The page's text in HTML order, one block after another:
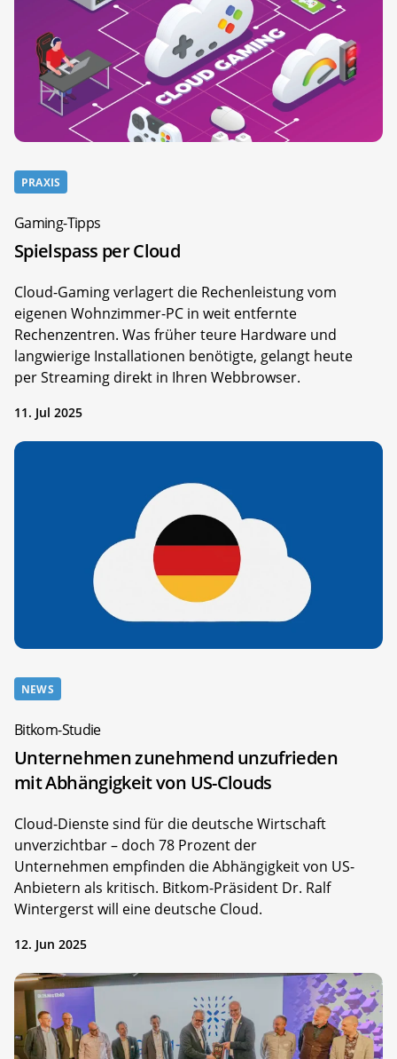
PRAXIS
Gaming-Tipps
Spielspass per Cloud
Cloud-Gaming verlagert die Rechenleistung vom
eigenen Wohnzimmer-PC in weit entfernte
Rechenzentren. Was früher teure Hardware und
langwierige Installationen benötigte, gelangt heute
per Streaming direkt in Ihren Webbrowser.
11. Jul 2025
NEWS
Bitkom-Studie
Unternehmen zunehmend unzufrieden
mit Abhängigkeit von US-Clouds
Cloud-Dienste sind für die deutsche Wirtschaft
unverzichtbar – doch 78 Prozent der
Unternehmen empfinden die Abhängigkeit von US-
Anbietern als kritisch. Bitkom-Präsident Dr. Ralf
Wintergerst will eine deutsche Cloud.
12. Jun 2025